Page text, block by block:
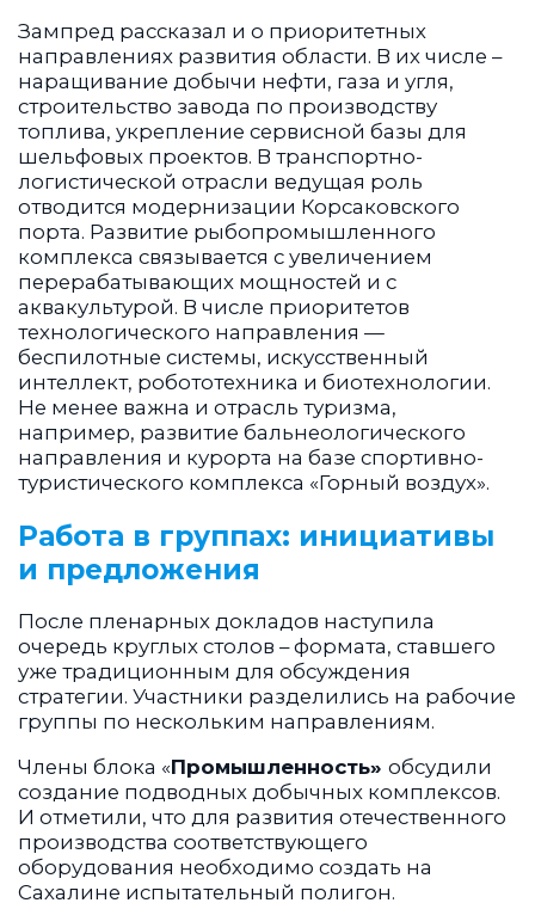
Зампред рассказал и о приоритетных
направлениях развития области. В их числе –
наращивание добычи нефти, газа и угля,
строительство завода по производству
топлива, укрепление сервисной базы для
шельфовых проектов. В транспортно-
логистической отрасли ведущая роль
отводится модернизации Корсаковского
порта. Развитие рыбопромышленного
комплекса связывается с увеличением
перерабатывающих мощностей и с
аквакультурой. В числе приоритетов
технологического направления —
беспилотные системы, искусственный
интеллект, робототехника и биотехнологии.
Не менее важна и отрасль туризма,
например, развитие бальнеологического
направления и курорта на базе спортивно-
туристического комплекса «Горный воздух».
Работа в группах: инициативы
и предложения
После пленарных докладов наступила
очередь круглых столов – формата, ставшего
уже традиционным для обсуждения
стратегии. Участники разделились на рабочие
группы по нескольким направлениям.
Члены блока «Промышленность» обсудили
создание подводных добычных комплексов.
И отметили, что для развития отечественного
производства соответствующего
оборудования необходимо создать на
Сахалине испытательный полигон.